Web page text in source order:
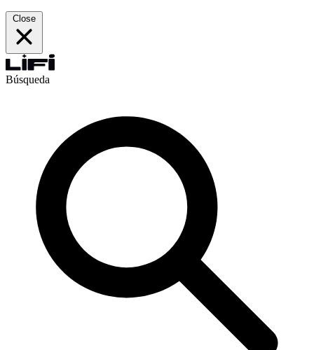
Close
Búsqueda